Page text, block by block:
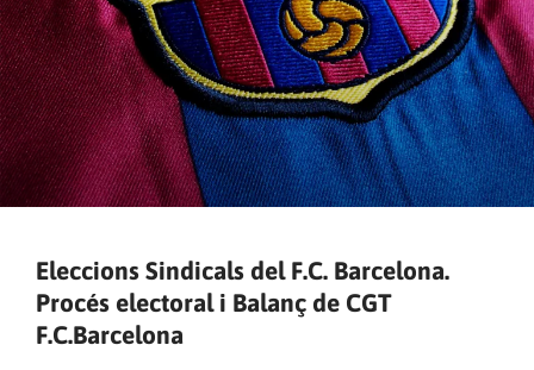
Eleccions Sindicals del F.C. Barcelona.
Procés electoral i Balanç de CGT
F.C.Barcelona